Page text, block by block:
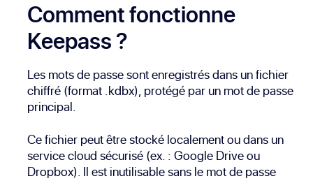
Comment fonctionne
Keepass ?
Les mots de passe sont enregistrés dans un fichier
chiffré (format .kdbx), protégé par un mot de passe
principal.
Ce fichier peut être stocké localement ou dans un
service cloud sécurisé (ex. : Google Drive ou
Dropbox). Il est inutilisable sans le mot de passe